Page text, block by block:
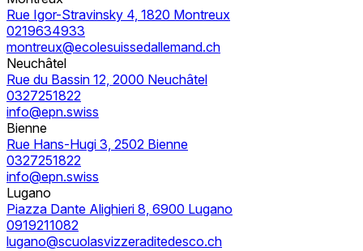
Rue Igor-Stravinsky 4, 1820 Montreux
0219634933
montreux@ecolesuissedallemand.ch
Neuchâtel
Rue du Bassin 12, 2000 Neuchâtel
0327251822
info@epn.swiss
Bienne
Rue Hans-Hugi 3, 2502 Bienne
0327251822
info@epn.swiss
Lugano
Piazza Dante Alighieri 8, 6900 Lugano
0919211082
lugano@scuolasvizzeraditedesco.ch